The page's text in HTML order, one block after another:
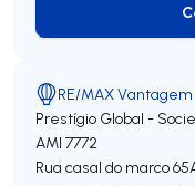
RE/MAX Vantagem
Prestígio Global -
AMI 7772
Rua casal do marco